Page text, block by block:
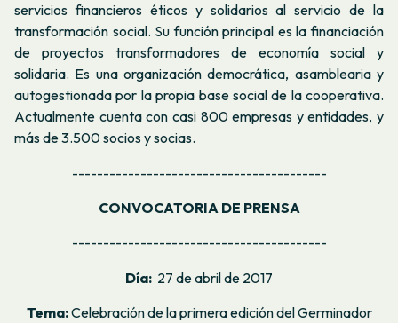
servicios financieros éticos y solidarios al servicio de la
transformación social. Su función principal es la financiación
de proyectos transformadores de economía social y
solidaria. Es una organización democrática, asamblearia y
autogestionada por la propia base social de la cooperativa.
Actualmente cuenta con casi 800 empresas y entidades, y
más de 3.500 socios y socias.
-----------------------------------------
CONVOCATORIA DE PRENSA
-----------------------------------------
Día: 27 de abril de 2017
Tema:Celebración de la primera edición del Germinador